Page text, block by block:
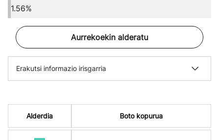
1.56%
Aurrekoekin alderatu
Erakutsi informazio irisgarria
Alderdia Boto kopurua